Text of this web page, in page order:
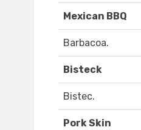
Mexican BBQ
Barbacoa.
Bisteck
Bistec.
Pork Skin